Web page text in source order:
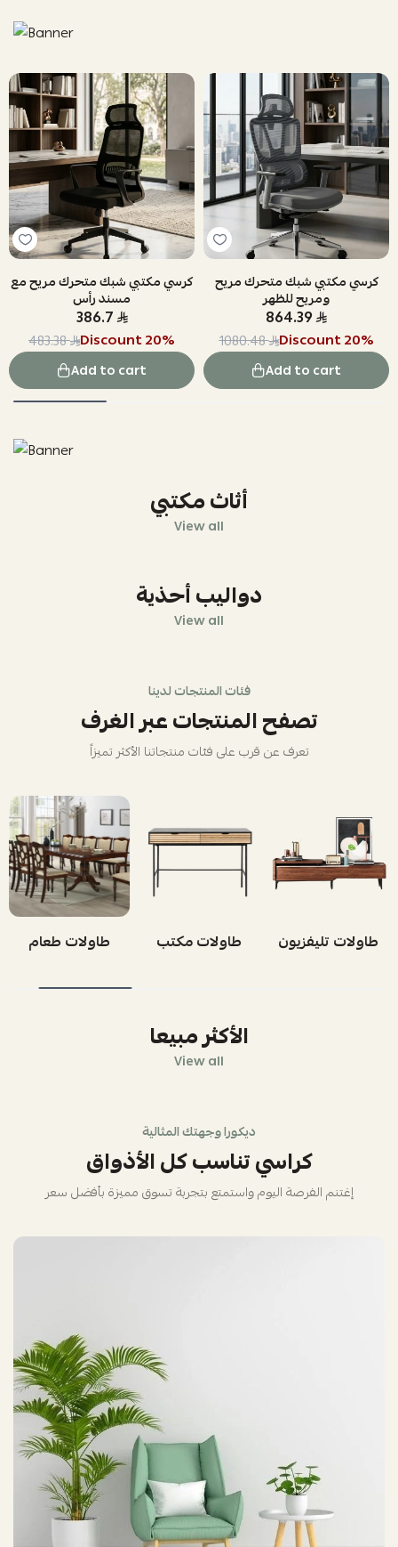
كرسي مكتبي شبك متحرك مريح مع
مسند رأس
386.7
483.38 Discount20%
Add to cart
كرسي مكتبي شبك متحرك مريح
ومريح للظهر
864.39
1080.48 Discount20%
Add to cart
أثاث مكتبي
View all
دواليب أحذية
View all
فئات المنتجات لدينا
تصفح المنتجات عبر الغرف
تعرف عن قرب على فئات منتجاتنا الأكثر تميزاً
طاولات طعام طاولات مكتب طاولات تليفزيون
الأكثر مبيعا
View all
ديكورا وجهتك المثالية
كراسي تناسب كل الأذواق
إغتنم الفرصة اليوم واستمتع بتجربة تسوق مميزة بأفضل سعر